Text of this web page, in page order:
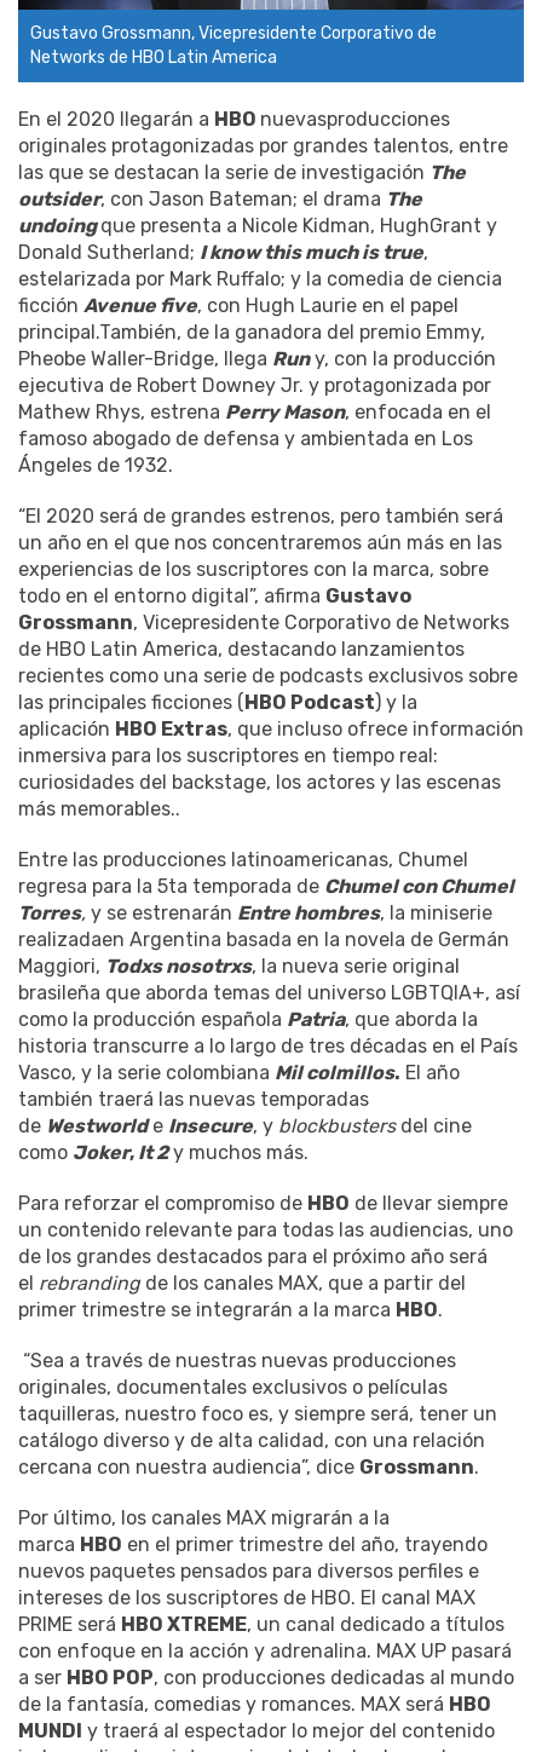
Gustavo Grossmann, Vicepresidente Corporativo de
Networks de HBO Latin America
En el 2020 llegarán a HBO nuevasproducciones
originales protagonizadas por grandes talentos, entre
las que se destacan la serie de investigación The
outsider, con Jason Bateman; el drama The
undoing que presenta a Nicole Kidman, HughGrant y
Donald Sutherland; I know this much is true,
estelarizada por Mark Ruffalo; y la comedia de ciencia
ficción Avenue five, con Hugh Laurie en el papel
principal.También, de la ganadora del premio Emmy,
Pheobe Waller-Bridge, llega Runy, con la producción
ejecutiva de Robert Downey Jr. y protagonizada por
Mathew Rhys, estrena Perry Mason, enfocada en el
famoso abogado de defensa y ambientada en Los
Ángeles de 1932.
“El 2020 será de grandes estrenos, pero también será
un año en el que nos concentraremos aún más en las
experiencias de los suscriptores con la marca, sobre
todo en el entorno digital”, afirma Gustavo
Grossmann, Vicepresidente Corporativo de Networks
de HBO Latin America, destacando lanzamientos
recientes como una serie de podcasts exclusivos sobre
las principales ficciones (HBO Podcast) y la
aplicación HBO Extras, que incluso ofrece información
inmersiva para los suscriptores en tiempo real:
curiosidades del backstage, los actores y las escenas
más memorables..
Entre las producciones latinoamericanas, Chumel
regresa para la 5ta temporada de Chumel con Chumel
Torres, y se estrenarán Entre hombres, la miniserie
realizadaen Argentina basada en la novela de Germán
Maggiori, Todxs nosotrxs, la nueva serie original
brasileña que aborda temas del universo LGBTQIA+, así
como la producción española Patria, que aborda la
historia transcurre a lo largo de tres décadas en el País
Vasco, y la serie colombiana Mil colmillos. El año
también traerá las nuevas temporadas
de Westworlde Insecure, y blockbustersdel cine
como Joker, It 2y muchos más.
Para reforzar el compromiso de HBO de llevar siempre
un contenido relevante para todas las audiencias, uno
de los grandes destacados para el próximo año será
el rebrandingde los canales MAX, que a partir del
primer trimestre se integrarán a la marca HBO.
“Sea a través de nuestras nuevas producciones
originales, documentales exclusivos o películas
taquilleras, nuestro foco es, y siempre será, tener un
catálogo diverso y de alta calidad, con una relación
cercana con nuestra audiencia”, dice Grossmann.
Por último, los canales MAX migrarán a la
marca HBO en el primer trimestre del año, trayendo
nuevos paquetes pensados para diversos perfiles e
intereses de los suscriptores de HBO. El canal MAX
PRIME será HBO XTREME, un canal dedicado a títulos
con enfoque en la acción y adrenalina. MAX UP pasará
a ser HBO POP, con producciones dedicadas al mundo
de la fantasía, comedias y romances. MAX será HBO
MUNDI y traerá al espectador lo mejor del contenido